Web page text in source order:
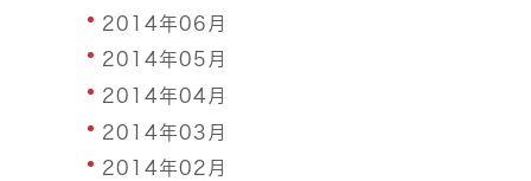
2014年06月
2014年05月
2014年04月
2014年03月
2014年02月